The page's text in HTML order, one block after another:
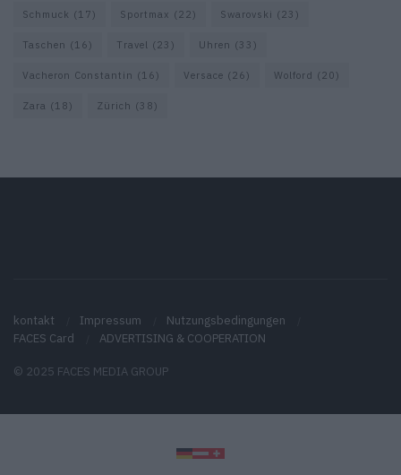
Schmuck (17) Sportmax (22) Swarovski (23)
Taschen (16) Travel (23) Uhren (33)
Vacheron Constantin (16) Versace (26) Wolford (20)
Zara (18) Zürich (38)
kontakt Impressum
Nutzungsbedingungen
FACES Card
ADVERTISING & COOPERATION
© 2025 FACES MEDIA GROUP